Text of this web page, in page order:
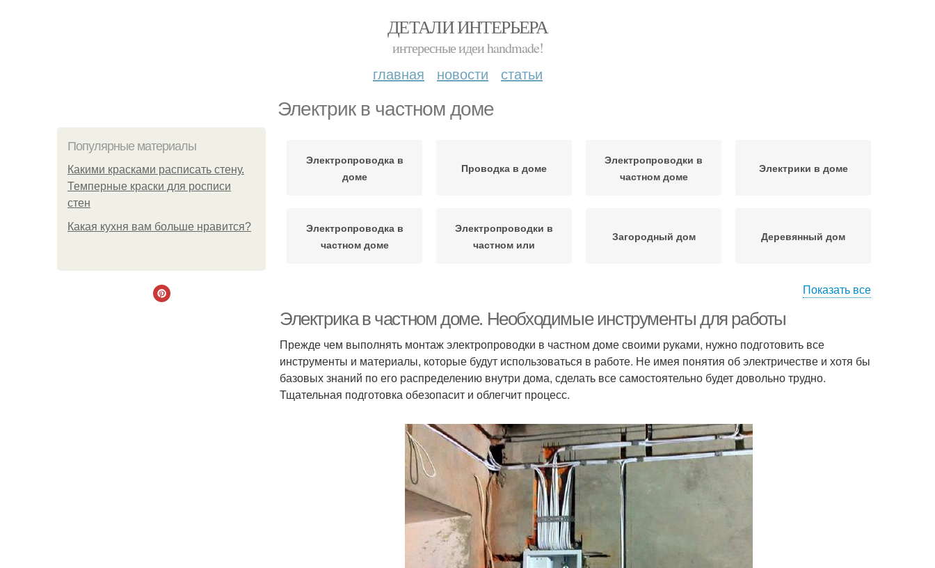
ДЕТАЛИ ИНТЕРЬЕРА
интересные идеи handmade!
главная новости статьи
Электрик в частном доме
Популярные материалы
Какими красками расписать стену.
Темперные краски для росписи
стен
Какая кухня вам больше нравится?
Электропроводка в
доме
Проводка в доме
Электропроводки в
частном доме
Электрики в доме
Электропроводка в
частном доме
Электропроводки в
частном или
Загородный дом Деревянный дом
доме
Показать все
Электрика в частном доме. Необходимые инструменты для работы
Прежде чем выполнять монтаж электропроводки в частном доме своими руками, нужно подготовить все
инструменты и материалы, которые будут использоваться в работе. Не имея понятия об электричестве и хотя бы
базовых знаний по его распределению внутри дома, сделать все самостоятельно будет довольно трудно.
Тщательная подготовка обезопасит и облегчит процесс.